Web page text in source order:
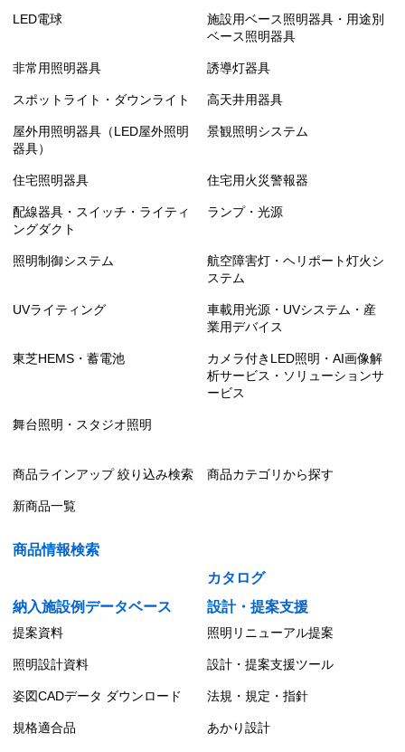
LED電球
施設用ベース照明器具・用途別
ベース照明器具
非常用照明器具 誘導灯器具
スポットライト・ダウンライト 高天井用器具
屋外用照明器具（LED屋外照明
器具）
景観照明システム
住宅照明器具 住宅用火災警報器
配線器具・スイッチ・ライティ
ングダクト
ランプ・光源
照明制御システム
航空障害灯・ヘリポート灯火シ
ステム
UVライティング
車載用光源・UVシステム・産
業用デバイス
東芝HEMS・蓄電池
カメラ付きLED照明・AI画像解
析サービス・ソリューションサ
ービス
舞台照明・スタジオ照明
商品ラインアップ 絞り込み検索 商品カテゴリから探す
新商品一覧
商品情報検索
カタログ
納入施設例データベース
設計・提案支援
提案資料 照明リニューアル提案
照明設計資料 設計・提案支援ツール
姿図CADデータ ダウンロード 法規・規定・指針
規格適合品 あかり設計